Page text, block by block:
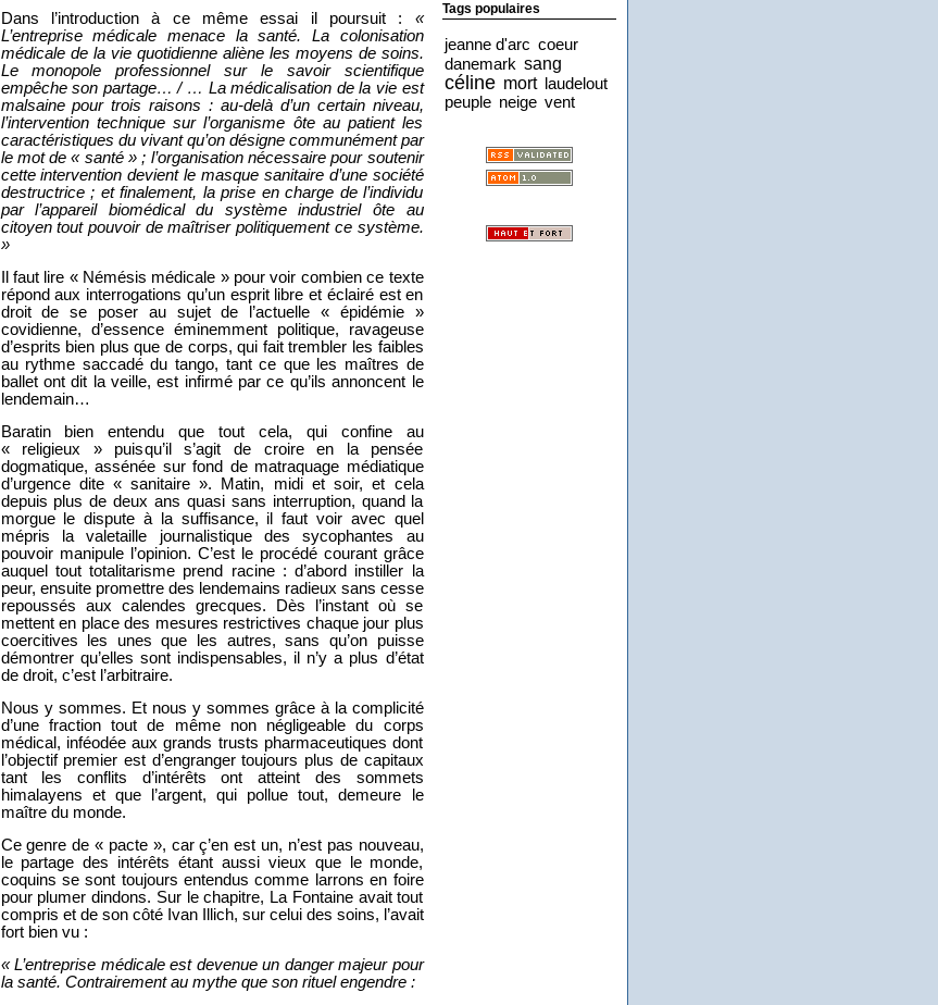
Tags populaires
jeanne d'arc coeur
danemark sang
céline mort laudelout
peuple neige vent
Dans l’introduction à ce même essai il poursuit : «
L’entreprise médicale menace la santé. La colonisation
médicale de la vie quotidienne aliène les moyens de soins.
Le monopole professionnel sur le savoir scientifique
empêche son partage… / … La médicalisation de la vie est
malsaine pour trois raisons : au-delà d’un certain niveau,
l’intervention technique sur l’organisme ôte au patient les
caractéristiques du vivant qu’on désigne communément par
le mot de « santé » ; l’organisation nécessaire pour soutenir
cette intervention devient le masque sanitaire d’une société
destructrice ; et finalement, la prise en charge de l’individu
par l’appareil biomédical du système industriel ôte au
citoyen tout pouvoir de maîtriser politiquement ce système.
»
Il faut lire « Némésis médicale » pour voir combien ce texte
répond aux interrogations qu’un esprit libre et éclairé est en
droit de se poser au sujet de l’actuelle « épidémie »
covidienne, d’essence éminemment politique, ravageuse
d’esprits bien plus que de corps, qui fait trembler les faibles
au rythme saccadé du tango, tant ce que les maîtres de
ballet ont dit la veille, est infirmé par ce qu’ils annoncent le
lendemain…
Baratin bien entendu que tout cela, qui confine au
« religieux » puisqu’il s’agit de croire en la pensée
dogmatique, assénée sur fond de matraquage médiatique
d’urgence dite « sanitaire ». Matin, midi et soir, et cela
depuis plus de deux ans quasi sans interruption, quand la
morgue le dispute à la suffisance, il faut voir avec quel
mépris la valetaille journalistique des sycophantes au
pouvoir manipule l’opinion. C’est le procédé courant grâce
auquel tout totalitarisme prend racine : d’abord instiller la
peur, ensuite promettre des lendemains radieux sans cesse
repoussés aux calendes grecques. Dès l’instant où se
mettent en place des mesures restrictives chaque jour plus
coercitives les unes que les autres, sans qu’on puisse
démontrer qu’elles sont indispensables, il n’y a plus d’état
de droit, c’est l’arbitraire.
Nous y sommes. Et nous y sommes grâce à la complicité
d’une fraction tout de même non négligeable du corps
médical, inféodée aux grands trusts pharmaceutiques dont
l’objectif premier est d’engranger toujours plus de capitaux
tant les conflits d’intérêts ont atteint des sommets
himalayens et que l’argent, qui pollue tout, demeure le
maître du monde.
Ce genre de « pacte », car ç’en est un, n’est pas nouveau,
le partage des intérêts étant aussi vieux que le monde,
coquins se sont toujours entendus comme larrons en foire
pour plumer dindons. Sur le chapitre, La Fontaine avait tout
compris et de son côté Ivan Illich, sur celui des soins, l’avait
fort bien vu :
« L’entreprise médicale est devenue un danger majeur pour
la santé. Contrairement au mythe que son rituel engendre :